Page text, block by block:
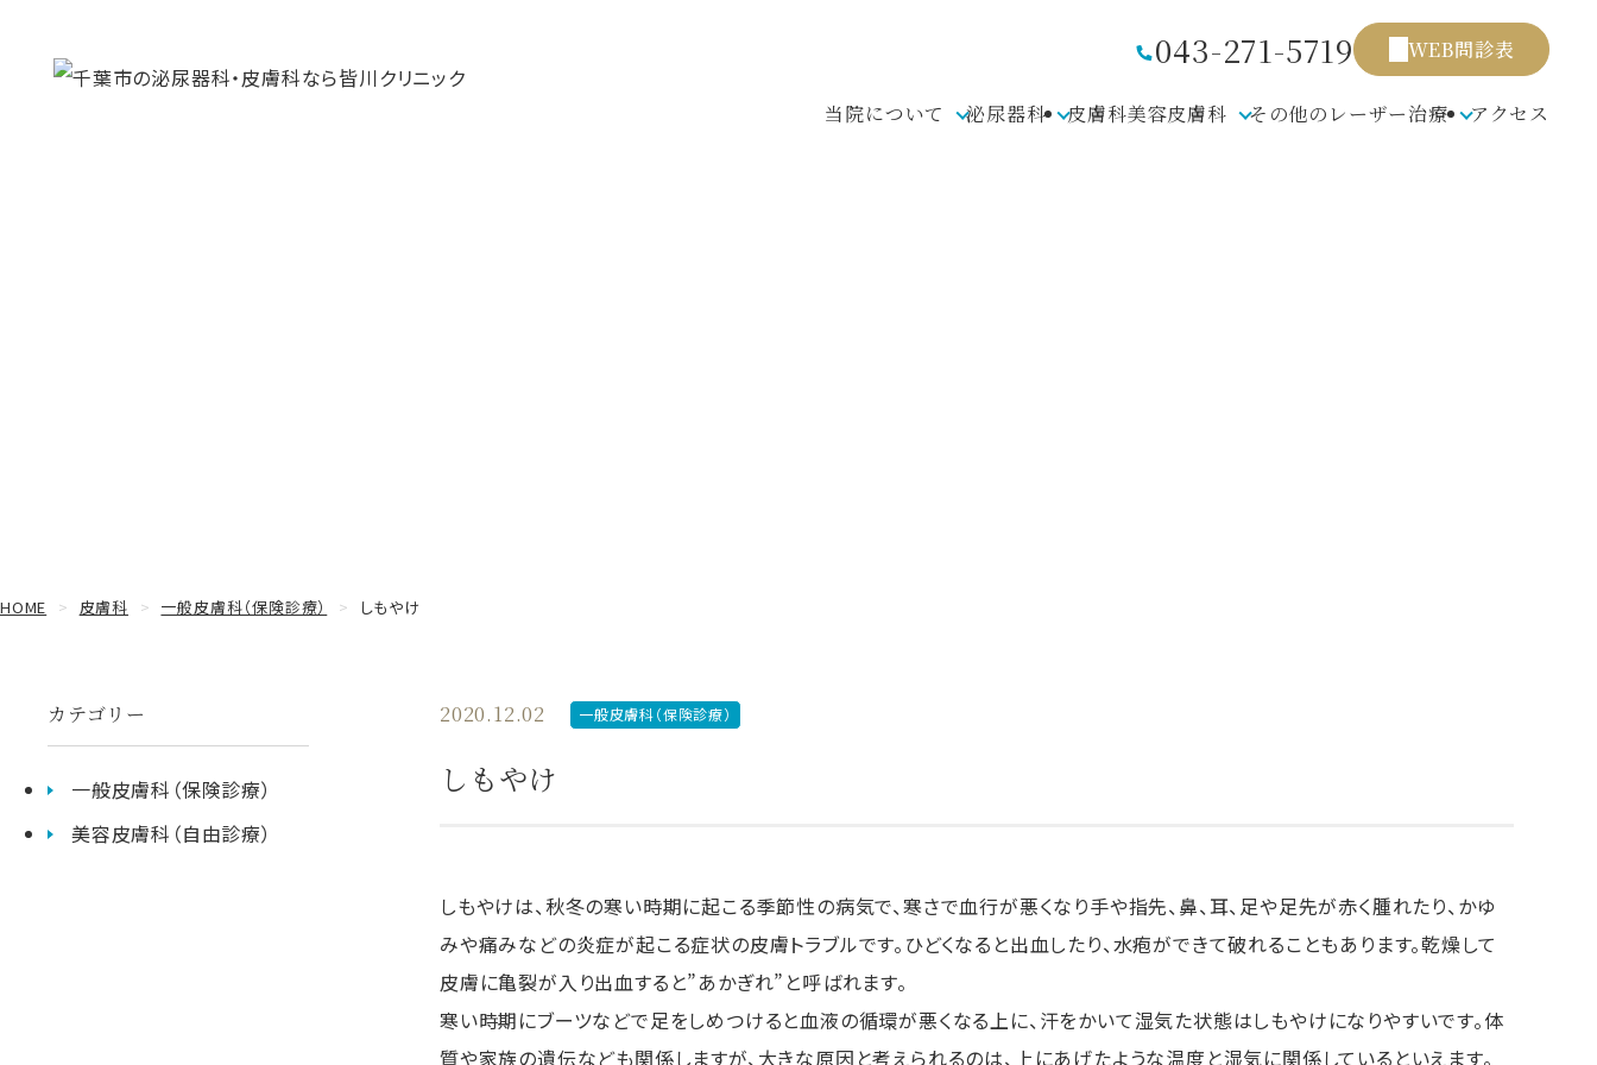
043-271-5719 WEB問診表
当院について 泌尿器科 皮膚科美容皮膚科 その他のレーザー治療 アクセス
HOME 皮膚科 一般皮膚科（保険診療） しもやけ
カテゴリー
一般皮膚科（保険診療）
美容皮膚科（自由診療）
2020.12.02 一般皮膚科（保険診療）
しもやけ
しもやけは、秋冬の寒い時期に起こる季節性の病気で、寒さで血行が悪くなり手や指先、鼻、耳、足や足先が赤く腫れたり、かゆ
みや痛みなどの炎症が起こる症状の皮膚トラブルです。ひどくなると出血したり、水疱ができて破れることもあります。乾燥して
皮膚に亀裂が入り出血すると”あかぎれ”と呼ばれます。
寒い時期にブーツなどで足をしめつけると血液の循環が悪くなる上に、汗をかいて湿気た状態はしもやけになりやすいです。体
質や家族の遺伝なども関係しますが、大きな原因と考えられるのは、上にあげたような温度と湿気に関係しているといえます。